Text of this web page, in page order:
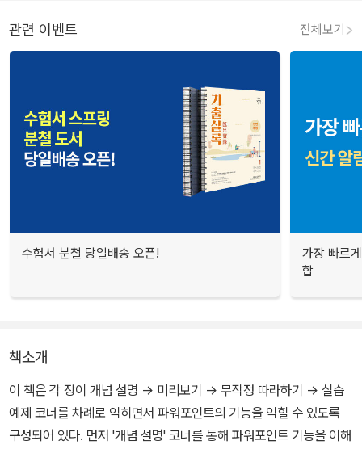
관련 이벤트 전체보기
수험서 분철 당일배송 오픈!
가장 빠르
합
책소개
이 책은 각 장이 개념 설명 → 미리보기 → 무작정 따라하기 → 실습
예제 코너를 차례로 익히면서 파워포인트의 기능을 익힐 수 있도록
구성되어 있다. 먼저 '개념 설명' 코너를 통해 파워포인트 기능을 이해